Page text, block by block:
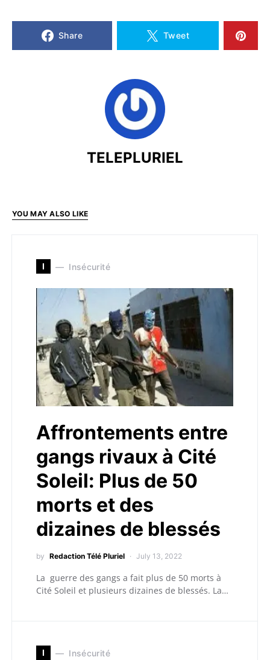
Share Tweet
TELEPLURIEL
YOU MAY ALSO LIKE
I Insécurité
Affrontements entre
gangs rivaux à Cité
Soleil: Plus de 50
morts et des
dizaines de blessés
by Redaction Télé Pluriel July 13, 2022
La guerre des gangs a fait plus de 50 morts à
Cité Soleil et plusieurs dizaines de blessés. La…
I Insécurité